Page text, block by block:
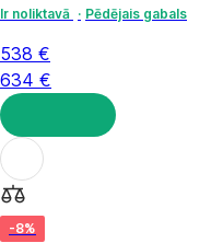
Ir noliktavā Pēdējais gabals
538 €
634 €
LIKT GROZĀ
-8%